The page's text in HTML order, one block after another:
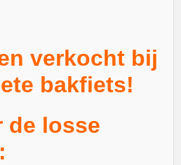
verkocht bij
bakfiets!
de losse